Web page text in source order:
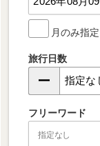
月のみ指定
旅行日数
フリーワード